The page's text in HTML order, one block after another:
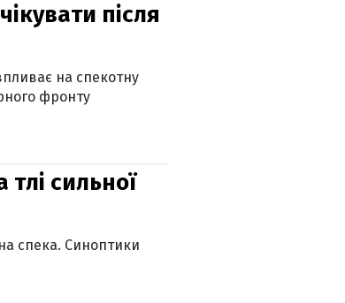
після
на спекотну
фронту
сильної
спека. Синоптики